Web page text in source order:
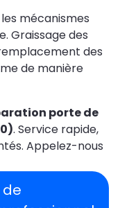
mécanismes
Graissage des
des
de manière
porte de
. Service rapide,
Appelez-nous
de